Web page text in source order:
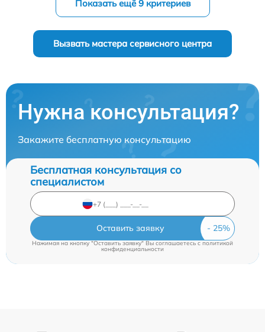
Показать ещё 9 критериев
Вызвать мастера сервисного центра
Нужна консультация?
Закажите бесплатную консультацию
Бесплатная консультация со
специалистом
Оставить заявку
Нажимая на кнопку "Оставить заявку" Вы соглашаетесь cполитикой
конфиденциальности